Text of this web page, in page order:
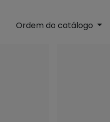
Ordem do catálogo